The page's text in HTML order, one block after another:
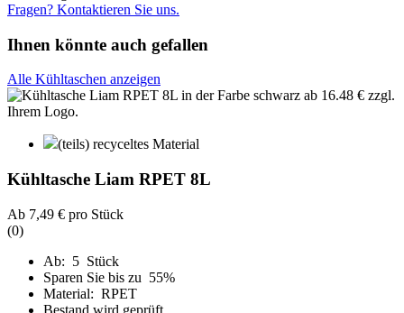
Fragen? Kontaktieren Sie uns.
Ihnen könnte auch gefallen
Alle Kühltaschen anzeigen
(teils) recyceltes Material
Kühltasche Liam RPET 8L
Ab 7,49 € pro Stück
(0)
Ab: 5 Stück
Sparen Sie bis zu 55%
Material: RPET
Bestand wird geprüft